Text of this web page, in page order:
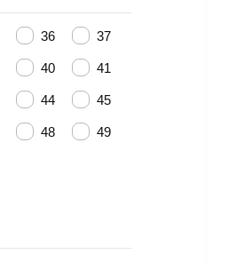
36 37
40 41
44 45
48 49